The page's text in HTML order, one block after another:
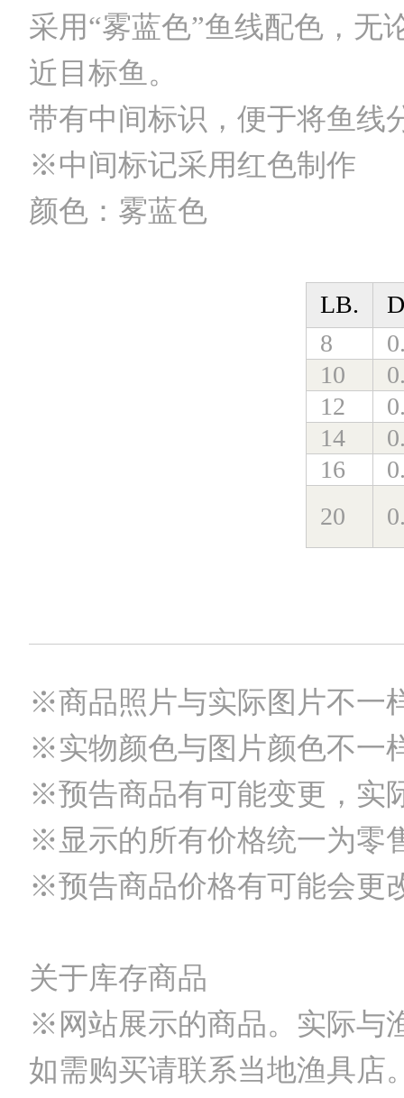
采用“雾蓝色”鱼线配色，无
近目标鱼。
带有中间标识，便于将鱼线
※中间标记采用红色制作
颜色：雾蓝色
LB.
8
10
12
14
16
20
※商品照片与实际图片不一
※实物颜色与图片颜色不一
※预告商品有可能变更，实
※显示的所有价格统一为零
※预告商品价格有可能会更
关于库存商品
※网站展示的商品。实际与
如需购买请联系当地渔具店